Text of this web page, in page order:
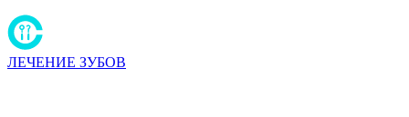
ЛЕЧЕНИЕ ЗУБОВ